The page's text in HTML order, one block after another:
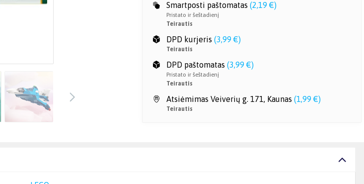
Smartposti paštomatas (2,19 €)
Pristato ir šeštadienį
Teirautis
DPD kurjeris (3,99 €)
Teirautis
DPD paštomatas (3,99 €)
Pristato ir šeštadienį
Teirautis
Atsiėmimas Veiverių g. 171, Kaunas (1,99 €)
Teirautis